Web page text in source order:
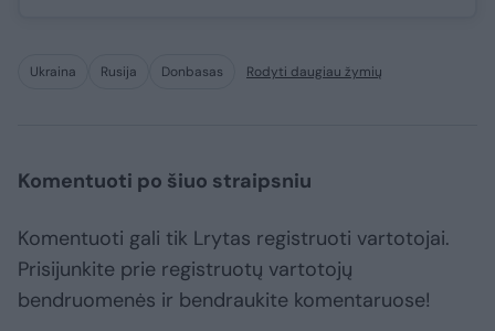
Ukraina Rusija Donbasas Rodyti daugiau žymių
Komentuoti po šiuo straipsniu
Komentuoti gali tik Lrytas registruoti vartotojai.
Prisijunkite prie registruotų vartotojų
bendruomenės ir bendraukite komentaruose!